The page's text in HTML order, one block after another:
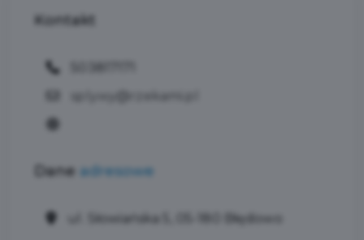
Kontakt
splywy@rzekami.pl
Dane adresowe
ul. Słowiańska 5, 05-180 Błędowo